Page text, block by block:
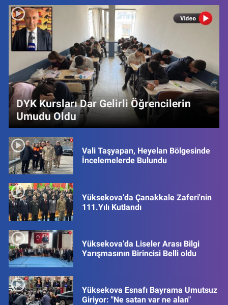
DYK Kursları Dar Gelirli Öğrencilerin
Umudu Oldu
Vali Taşyapan, Heyelan Bölgesinde
İncelemelerde Bulundu
Yüksekova’da Çanakkale Zaferi'nin
111.Yılı Kutlandı
Yüksekova’da Liseler Arası Bilgi
Yarışmasının Birincisi Belli oldu
Yüksekova Esnafı Bayrama Umutsuz
Giriyor: "Ne satan var ne alan"